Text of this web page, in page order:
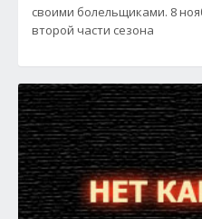
своими болельщиками. 8
второй части сезона